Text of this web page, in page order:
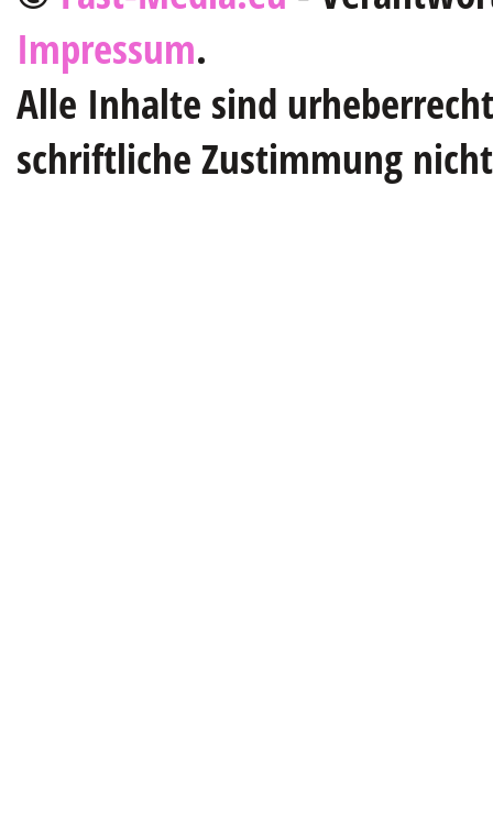
Impressum.
Alle Inhalte sind
schriftliche Zustimmung